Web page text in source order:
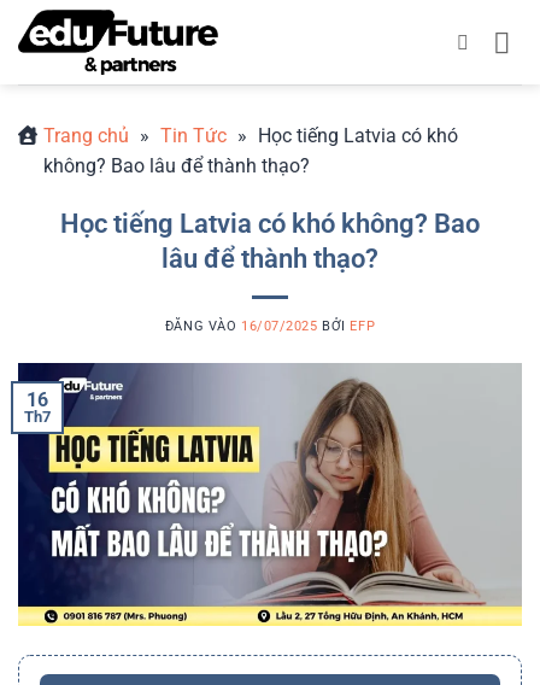
qua
Trang chủ » Tin Tức » Học tiếng Latvia có khó
không? Bao lâu để thành thạo?
Học tiếng Latvia có khó không? Bao
lâu để thành thạo?
ĐĂNG VÀO 16/07/2025 BỞI EFP
16
Th7